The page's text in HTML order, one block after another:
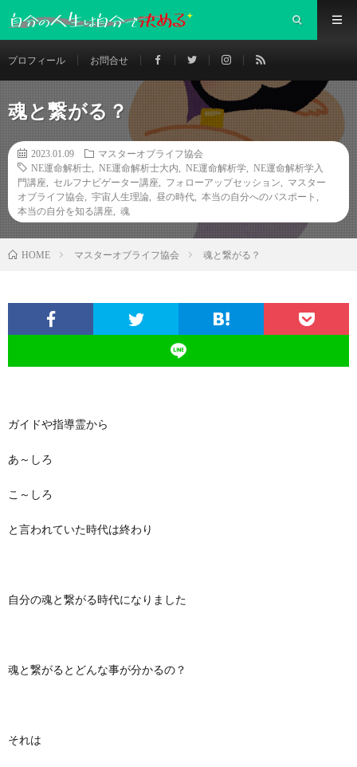
プロフィール お問合せ
魂と繋がる？
2023.01.09
マスターオブライフ協会
NE運命解析士
NE運命解析士大内 NE運命解析学
NE運命解析学入
門講座
セルフナビゲーター講座 フォローアップセッション
マスター
オブライフ協会
宇宙人生理論 昼の時代 本当の自分へのパスポート
本当の自分を知る講座
魂
HOME マスターオブライフ協会 魂と繋がる？
ガイドや指導霊から
あ～しろ
こ～しろ
と言われていた時代は終わり
自分の魂と繋がる時代になりました
魂と繋がるとどんな事が分かるの？
それは